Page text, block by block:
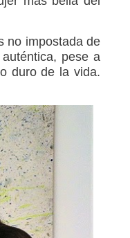
no impostada de
pese a
duro de la vida.